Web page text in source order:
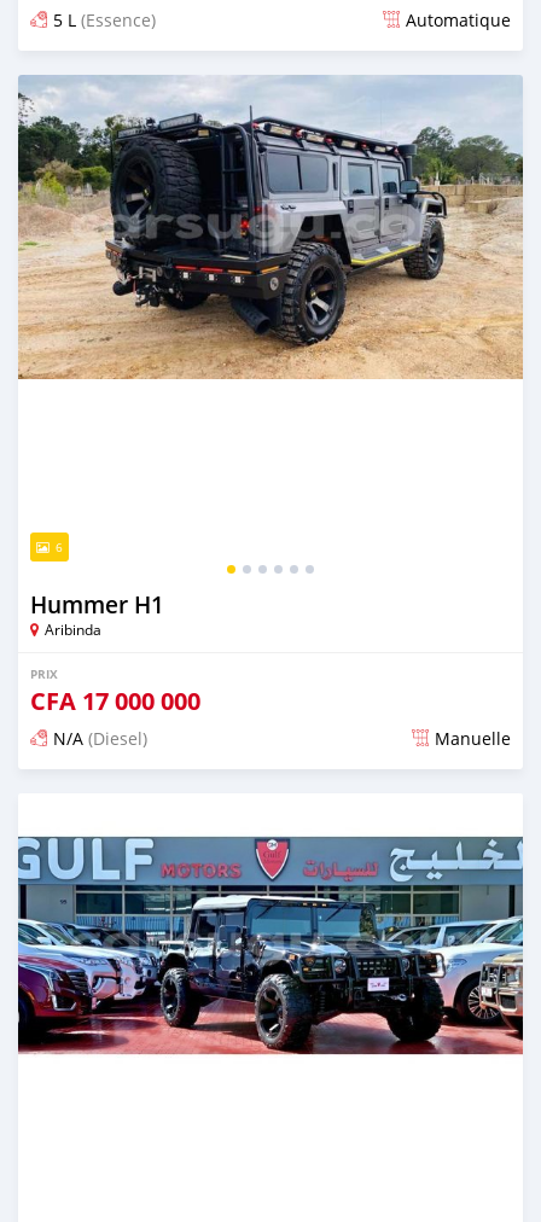
5 L (Essence) Automatique
Publié il y a plus de 4 ans
6
Hummer H1
Aribinda
PRIX
CFA 17 000 000
N/A (Diesel) Manuelle